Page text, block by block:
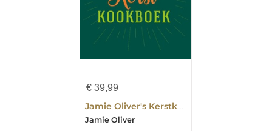
€ 39,99
Jamie Oliver's Kerstkookboek
Jamie Oliver